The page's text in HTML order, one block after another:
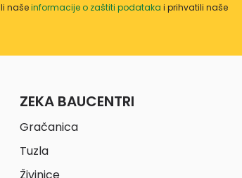
našeinformacije o zaštiti podataka i prihvatili naše
ZEKA BAUCENTRI
Gračanica
Tuzla
Živinice